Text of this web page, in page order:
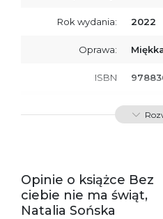
Rok wydania: 2022
Oprawa:
ISBN
Opinie o książce Bez
ciebie nie ma świąt,
Natalia Sońska